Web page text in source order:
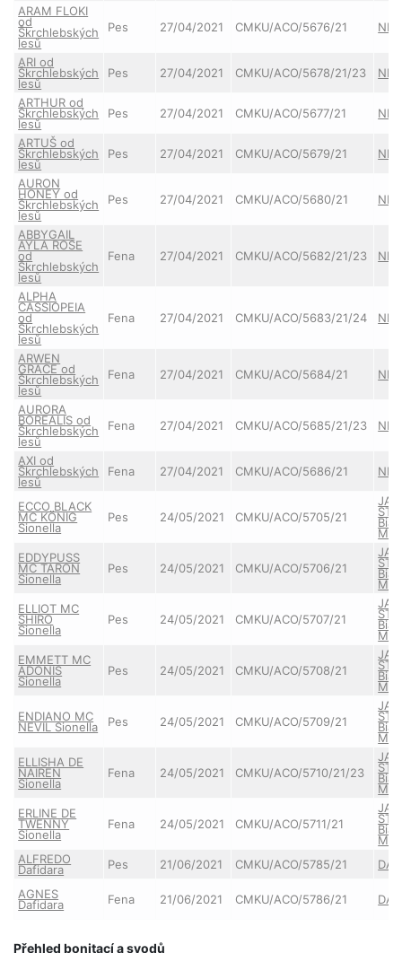
ARAM FLOKI
od
Škrchlebských
lesů
Pes 27/04/2021 CMKU/ACO/5676/21
ARI od
Škrchlebských
lesů
Pes 27/04/2021 CMKU/ACO/5678/21/23
ARTHUR od
Škrchlebských
lesů
Pes 27/04/2021 CMKU/ACO/5677/21
ARTUŠ od
Škrchlebských
lesů
Pes 27/04/2021 CMKU/ACO/5679/21
AURON
HONEY od
Škrchlebských
lesů
Pes 27/04/2021 CMKU/ACO/5680/21
ABBYGAIL
AYLA ROSE
od
Škrchlebských
lesů
Fena 27/04/2021 CMKU/ACO/5682/21/23
ALPHA
CASSIOPEIA
od
Škrchlebských
lesů
Fena 27/04/2021 CMKU/ACO/5683/21/24
ARWEN
GRACE od
Škrchlebských
lesů
Fena 27/04/2021 CMKU/ACO/5684/21
AURORA
BOREALIS od
Škrchlebských
lesů
Fena 27/04/2021 CMKU/ACO/5685/21/23
AXI od
Škrchlebských
lesů
Fena 27/04/2021 CMKU/ACO/5686/21
ECCO BLACK
MC KÖNIG
Sionella
Pes 24/05/2021 CMKU/ACO/5705/21
EDDYPUSS
MC TARON
Sionella
Pes 24/05/2021 CMKU/ACO/5706/21
ELLIOT MC
SHIRO
Sionella
Pes 24/05/2021 CMKU/ACO/5707/21
EMMETT MC
ADONIS
Sionella
Pes 24/05/2021 CMKU/ACO/5708/21
ENDIANO MC
NEVIL Sionella Pes 24/05/2021 CMKU/ACO/5709/21
ELLISHA DE
NAIREN
Sionella
Fena 24/05/2021 CMKU/ACO/5710/21/23
ERLINE DE
TWENNY
Sionella
Fena 24/05/2021 CMKU/ACO/5711/21
ALFREDO
Dafidara Pes 21/06/2021 CMKU/ACO/5785/21
AGNES
Dafidara Fena 21/06/2021 CMKU/ACO/5786/21
Přehled bonitací a svodů